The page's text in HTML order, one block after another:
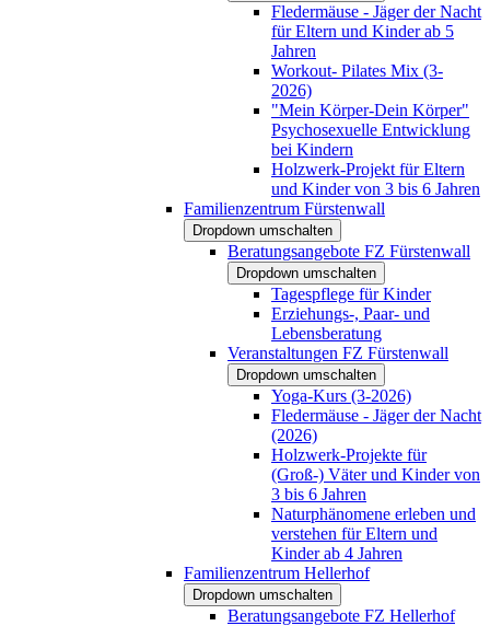
Fledermäuse - Jäger der Nacht
für Eltern und Kinder ab 5
Jahren
Workout- Pilates Mix (3-
2026)
"Mein Körper-Dein Körper"
Psychosexuelle Entwicklung
bei Kindern
Holzwerk-Projekt für Eltern
und Kinder von 3 bis 6 Jahren
Familienzentrum Fürstenwall
Dropdown umschalten
Beratungsangebote FZ Fürstenwall
Dropdown umschalten
Tagespflege für Kinder
Erziehungs-, Paar- und
Lebensberatung
Veranstaltungen FZ Fürstenwall
Dropdown umschalten
Yoga-Kurs (3-2026)
Fledermäuse - Jäger der Nacht
(2026)
Holzwerk-Projekte für
(Groß-) Väter und Kinder von
3 bis 6 Jahren
Naturphänomene erleben und
verstehen für Eltern und
Kinder ab 4 Jahren
Familienzentrum Hellerhof
Dropdown umschalten
Beratungsangebote FZ Hellerhof